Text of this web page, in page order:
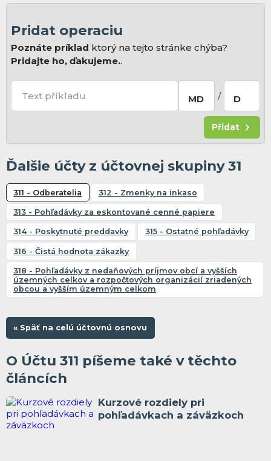
Pridat operaciu
Poznáte príklad ktorý na tejto stránke chýba?
Pridajte ho, ďakujeme..
Text příkladu MD / D
Přidat
Ďalšie účty z účtovnej skupiny 31
311 - Odberatelia 312 - Zmenky na inkaso
313 - Pohľadávky za eskontované cenné papiere
314 - Poskytnuté preddavky 315 - Ostatné pohľadávky
316 - Čistá hodnota zákazky
318 - Pohľadávky z nedaňových príjmov obcí a vyšších
územných celkov a rozpočtových organizácií zriadených
obcou a vyšším územným celkom
« Späť na celú účtovnú osnovu
O Účtu 311 píšeme také v těchto
článcích
Kurzové rozdiely pri
pohľadávkach a záväzkoch